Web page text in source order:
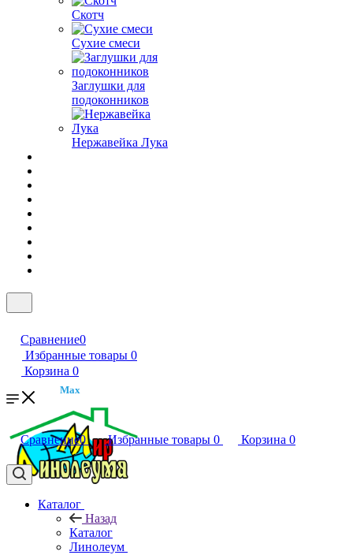
Скотч
Сухие смеси
Заглушки для
подоконников
Нержавейка Лука
Сравнение0
Избранные товары 0
Корзина 0
Max
Сравнение0 Избранные товары 0 Корзина 0
Каталог
Назад
Каталог
Линолеум